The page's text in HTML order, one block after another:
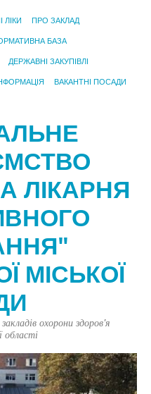
ЛІКИ ПРО ЗАКЛАД
БАЗА
ДЕРЖАВНІ ЗАКУПІВЛІ
ВАКАНТНІ ПОСАДИ
ЛІКАРНЯ
МІСЬКОЇ
охорони здоров'я
області